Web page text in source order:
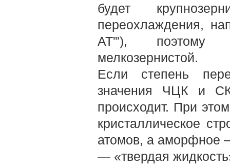
будет
переохлаждения,
АТ”'), поэтому
мелкозернистой.
Если степень
значения ЧЦК и
происходит. При
кристаллическое
атомов, а аморфное
— «твердая